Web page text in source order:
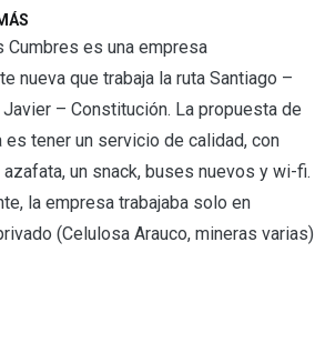
Cumbres es una empresa
nueva que trabaja la ruta Santiago –
Javier – Constitución. La propuesta de
es tener un servicio de calidad, con
un snack, buses nuevos y wi-fi.
la empresa trabajaba solo en
(Celulosa Arauco, mineras varias)